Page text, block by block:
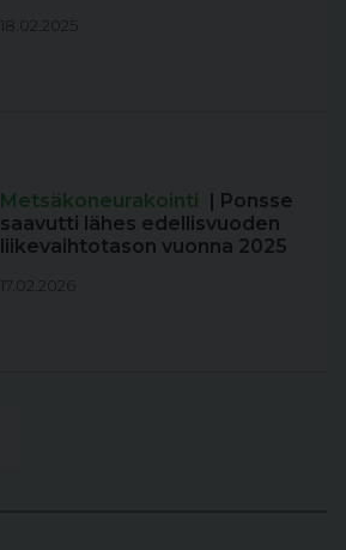
18.02.2025
Metsäkoneurakointi | Ponsse
saavutti lähes edellisvuoden
liikevaihtotason vuonna 2025
17.02.2026